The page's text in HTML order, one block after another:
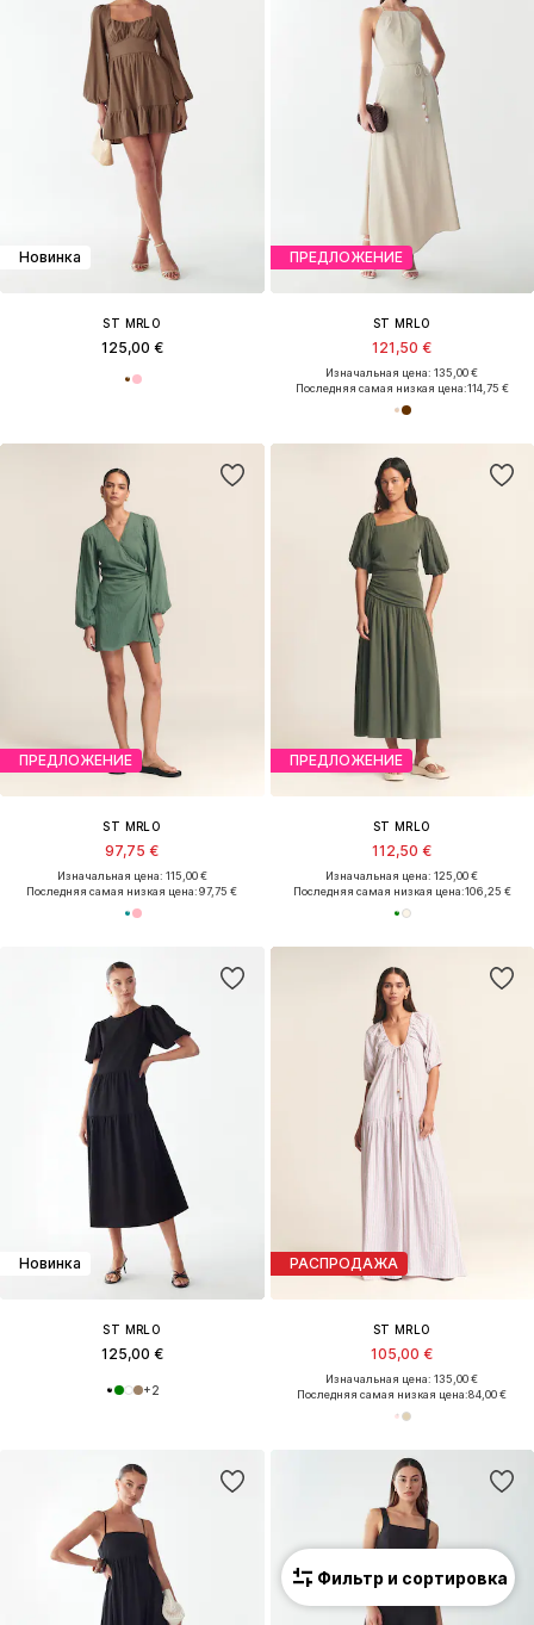
Новинка
ST MRLO
125,00 €
ПРЕДЛОЖЕНИЕ
ST MRLO
121,50 €
Изначальная цена: 135,00 €
Последняя самая низкая цена:114,75 €
ПРЕДЛОЖЕНИЕ
ST MRLO
97,75 €
Изначальная цена: 115,00 €
Последняя самая низкая цена:97,75 €
ПРЕДЛОЖЕНИЕ
ST MRLO
112,50 €
Изначальная цена: 125,00 €
Последняя самая низкая цена:106,25 €
Новинка
ST MRLO
125,00 €
+2
РАСПРОДАЖА
ST MRLO
105,00 €
Изначальная цена: 135,00 €
Последняя самая низкая цена:84,00 €
Фильтр и сортировка